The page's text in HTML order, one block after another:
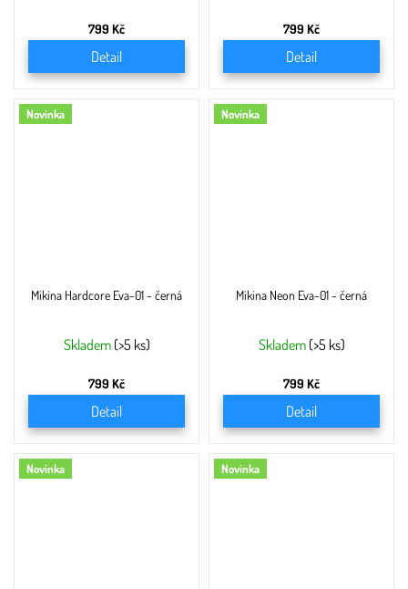
799 Kč
Detail
799 Kč
Detail
Novinka
Mikina Hardcore Eva-01 - černá
Skladem (>5 ks)
799 Kč
Detail
Novinka
Mikina Neon Eva-01 - černá
Skladem (>5 ks)
799 Kč
Detail
Novinka Novinka